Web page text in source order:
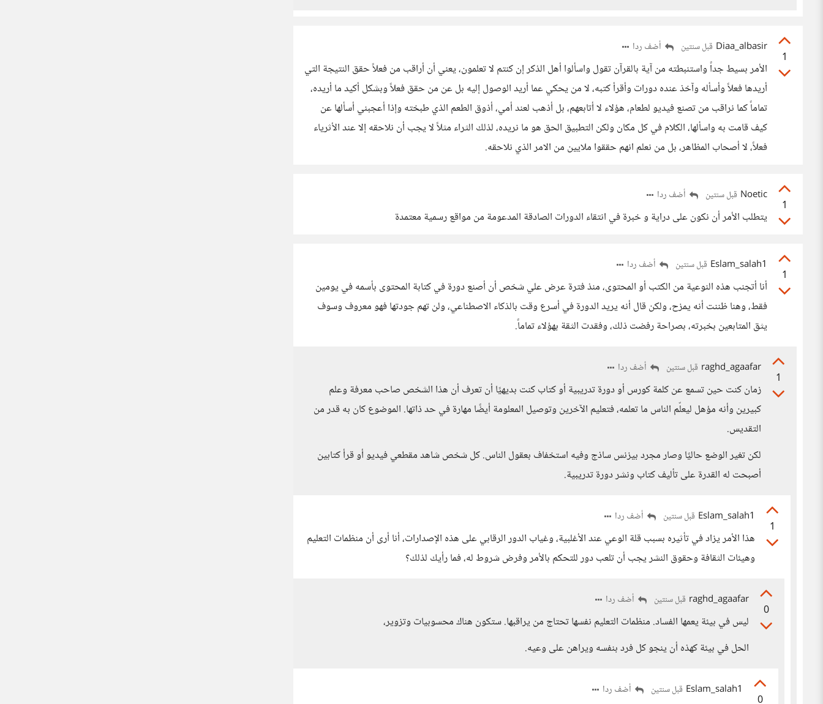
1
Diaa_albasir قبل سنتين أضف ردا
الأمر بسيط جداً واستنبطته من آية بالقرآن تقول واسألوا أهل الذكر إن كنتم لا تعلمون، يعني أن أراقب من فعلاً حقق النتيجة التي
أريدها فعلاً وأسأله وآخذ عنده دورات وأقرأ كتبه، لا من يحكي عما أريد الوصول إليه بل عن من حقق فعلاً وبشكل أكيد ما أريده،
تماماً كما نراقب من تصنع فيديو لطعام، هؤلاء لا أتابعهم، بل أذهب لعند أمي، أذوق الطعم الذي طبخته وإذا أعجبني أسألها عن
كيف قامت به واسألها، الكلام في كل مكان ولكن التطبيق الحق هو ما نريده، لذلك الثراء مثلاً لا يجب أن نلاحقه إلا عند الأثرياء
فعلاً، لا أصحاب المظاهر، بل من نعلم انهم حققوا ملايين من الامر الذي نلاحقه.
1
Noetic قبل سنتين أضف ردا
يتطلب الأمر أن نكون على دراية و خبرة في انتقاء الدورات الصادقة المدعومة من مواقع رسمية معتمدة
1
Eslam_salah1 قبل سنتين أضف ردا
أنا أتجنب هذه النوعية من الكتب أو المحتوى، منذ فترة عرض علي شخص أن أصنع دورة في كتابة المحتوى بأسمه في يومين
فقط، وهنا ظننت أنه يمزح، ولكن قال أنه يريد الدورة في أسرع وقت بالذكاء الاصطناعي، ولن تهم جودتها فهو معروف وسوف
يثق المتابعين بخبرته، بصراحة رفضت ذلك، وفقدت الثقة بهؤلاء تماماً.
1
raghd_agaafar قبل سنتين أضف ردا
زمان كنت حين تسمع عن كلمة كورس أو دورة تدريبية أو كتاب كنت بديهيًا أن تعرف أن هذا الشخص صاحب معرفة وعلم
كبيرين وأنه مؤهل ليعلّم الناس ما تعلمه، فتعليم الآخرين وتوصيل المعلومة أيضًا مهارة في حد ذاتها. الموضوع كان به قدر من
التقديس.
لكن تغير الوضع حاليًا وصار مجرد بيزنس ساذج وفيه استخفاف بعقول الناس. كل شخص شاهد مقطعي فيديو أو قرأ كتابين
أصبحت له القدرة على تأليف كتاب ونشر دورة تدريبية.
1
Eslam_salah1 قبل سنتين أضف ردا
هذا الأمر يزاد في تأثيره بسبب قلة الوعي عند الأغلبية، وغياب الدور الرقابي على هذه الإصدارات، أنا أرى أن منظمات التعليم
وهيئات الثقافة وحقوق النشر يجب أن تلعب دور للتحكم بالأمر وفرض شروط له، فما رأيك لذلك؟
0
raghd_agaafar قبل سنتين أضف ردا
ليس في بيئة يعمها الفساد. منظمات التعليم نفسها تحتاج من يراقبها. ستكون هناك محسوبيات وتزوير،
الحل في بيئة كهذه أن ينجو كل فرد بنفسه ويراهن على وعيه.
0
Eslam_salah1 قبل سنتين أضف ردا